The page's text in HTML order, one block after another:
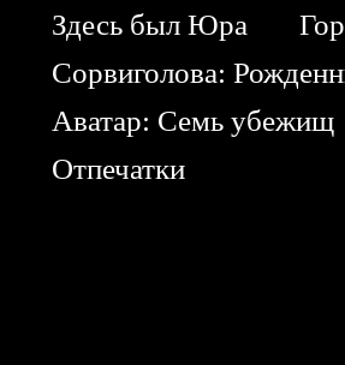
Здесь был Юра
Сорвиголова:
Аватар: Семь убежищ
Отпечатки